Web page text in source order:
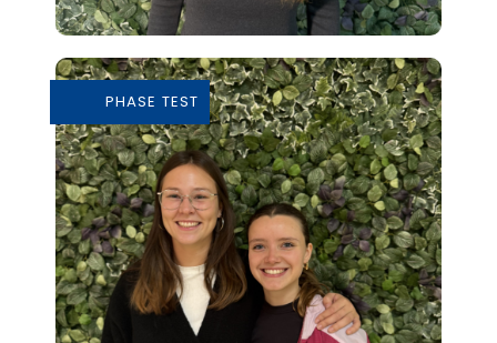
immersive
En savoir plus
PHASE TEST